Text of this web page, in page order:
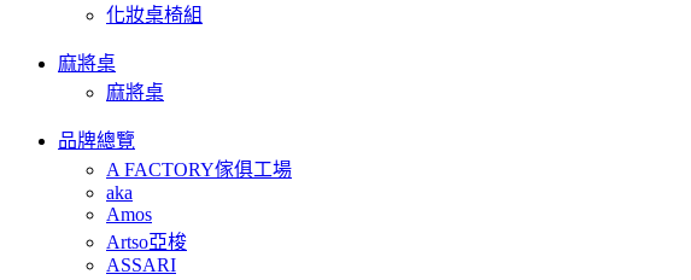
化妝桌椅組
麻將桌
麻將桌
品牌總覽
A FACTORY傢俱工場
aka
Amos
Artso亞梭
ASSARI